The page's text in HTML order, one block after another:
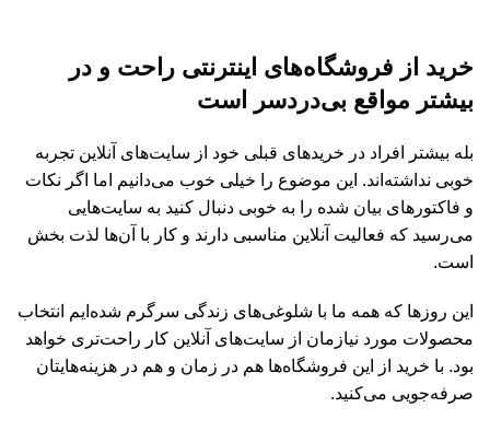
خرید از فروشگاه‌های اینترنتی راحت و در
بیشتر مواقع بی‌دردسر است
بله بیشتر افراد در خریدهای قبلی خود از سایت‌های آنلاین تجربه
خوبی نداشته‌اند. این موضوع را خیلی خوب می‌دانیم اما اگر نکات
و فاکتورهای بیان شده را به خوبی دنبال کنید به سایت‌هایی
می‌رسید که فعالیت آنلاین مناسبی دارند و کار با آن‌ها لذت بخش
است.
این روزها که همه ما با شلوغی‌های زندگی سرگرم شده‌ایم انتخاب
محصولات مورد نیازمان از سایت‌های آنلاین کار راحت‌تری خواهد
بود. با خرید از این فروشگاه‌ها هم در زمان و هم در هزینه‌هایتان
صرفه‌جویی می‌کنید.